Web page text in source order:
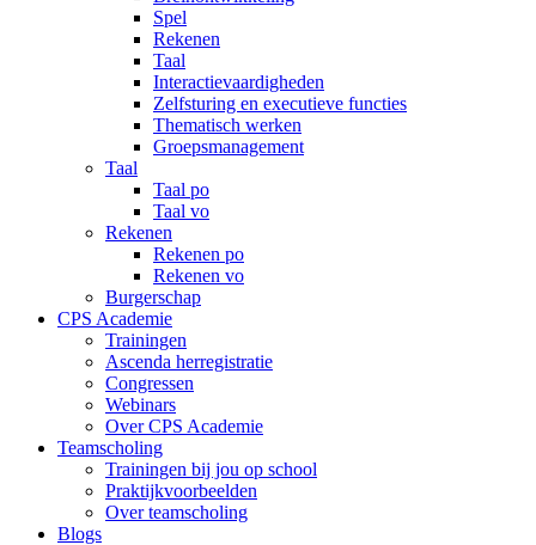
Spel
Rekenen
Taal
Interactievaardigheden
Zelfsturing en executieve functies
Thematisch werken
Groepsmanagement
Taal
Taal po
Taal vo
Rekenen
Rekenen po
Rekenen vo
Burgerschap
CPS Academie
Trainingen
Ascenda herregistratie
Congressen
Webinars
Over CPS Academie
Teamscholing
Trainingen bij jou op school
Praktijkvoorbeelden
Over teamscholing
Blogs